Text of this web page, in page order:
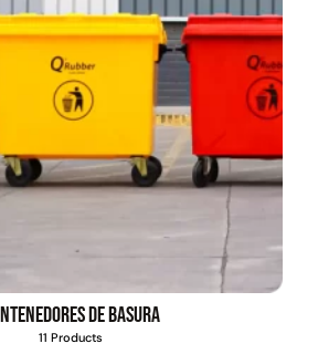
de basura
11 Products